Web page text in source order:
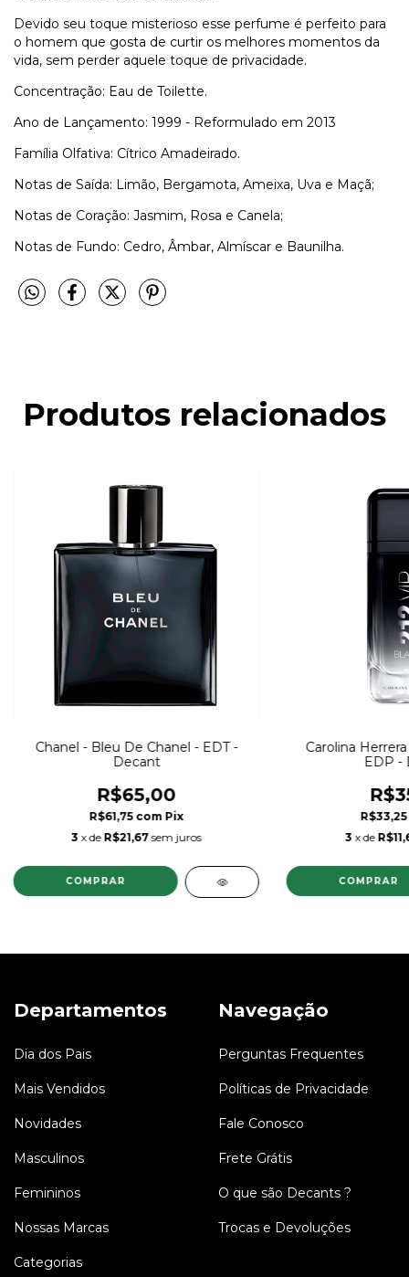
Devido seu toque misterioso esse perfume é perfeito para
o homem que gosta de curtir os melhores momentos da
vida, sem perder aquele toque de privacidade.
Concentração: Eau de Toilette.
Ano de Lançamento: 1999 - Reformulado em 2013
Família Olfativa: Cítrico Amadeirado.
Notas de Saída: Limão, Bergamota, Ameixa, Uva e Maçã;
Notas de Coração: Jasmim, Rosa e Canela;
Notas de Fundo: Cedro, Âmbar, Almíscar e Baunilha.
Produtos relacionados
Chanel - Bleu De Chanel - EDT -
Decant
R$65,00
R$61,75 com Pix
3 x de R$21,67 sem juros
COMPRAR
Carolina
EDP -
R$33,25
3 x de
COMPRAR
Departamentos
Dia dos Pais
Mais Vendidos
Novidades
Masculinos
Femininos
Nossas Marcas
Categorias
Navegação
Perguntas Frequentes
Políticas de Privacidade
Fale Conosco
Frete Grátis
O que são Decants ?
Trocas e Devoluções